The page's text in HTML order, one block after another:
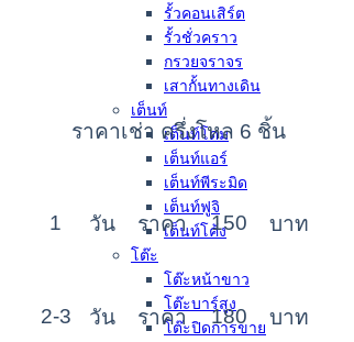
รั้วคอนเสิร์ต
รั้วชั่วคราว
กรวยจราจร
เสากั้นทางเดิน
เต็นท์
เต็นท์โดม
เต็นท์แอร์
เต็นท์พีระมิด
เต็นท์ฟูจิ
เต็นท์โค้ง
โต๊ะ
โต๊ะหน้าขาว
โต๊ะบาร์สูง
โต๊ะปิดการขาย
ราคาเช่า ครึ่งโหล 6 ชิ้น
1 วัน ราคา 150 บาท
2-3 วัน ราคา 180 บาท